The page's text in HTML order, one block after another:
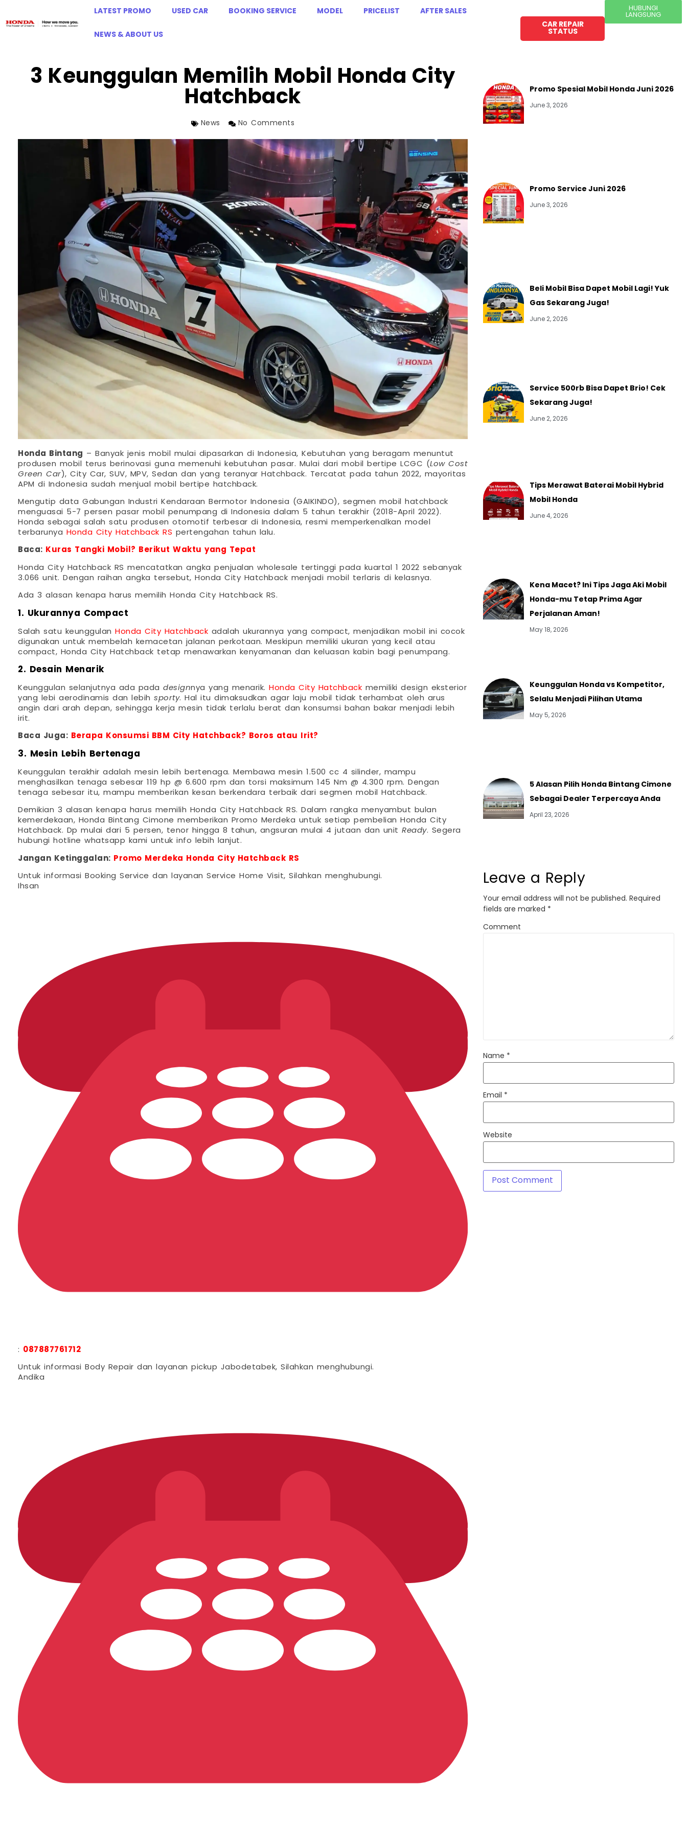
LATEST PROMO USED CAR BOOKING SERVICE MODEL PRICELIST AFTER SALES
NEWS & ABOUT US
CAR REPAIR
STATUS
HUBUNGI
LANGSUNG
3 Keunggulan Memilih Mobil Honda City
Hatchback
News No Comments
Honda Bintang – Banyak jenis mobil mulai dipasarkan di Indonesia, Kebutuhan yang beragam menuntut
produsen mobil terus berinovasi guna memenuhi kebutuhan pasar. Mulai dari mobil bertipe LCGC ( Low Cost
Green Car ), City Car, SUV, MPV, Sedan dan yang teranyar Hatchback. Tercatat pada tahun 2022, mayoritas
APM di Indonesia sudah menjual mobil bertipe hatchback.
Mengutip data Gabungan Industri Kendaraan Bermotor Indonesia (GAIKINDO), segmen mobil hatchback
menguasai 5-7 persen pasar mobil penumpang di Indonesia dalam 5 tahun terakhir (2018-April 2022).
Honda sebagai salah satu produsen otomotif terbesar di Indonesia, resmi memperkenalkan model
terbarunya Honda City Hatchback RS pertengahan tahun lalu.
Baca: Kuras Tangki Mobil? Berikut Waktu yang Tepat
Honda City Hatchback RS mencatatkan angka penjualan wholesale tertinggi pada kuartal 1 2022 sebanyak
3.066 unit. Dengan raihan angka tersebut, Honda City Hatchback menjadi mobil terlaris di kelasnya.
Ada 3 alasan kenapa harus memilih Honda City Hatchback RS.
1. Ukurannya Compact
Salah satu keunggulan Honda City Hatchback adalah ukurannya yang compact, menjadikan mobil ini cocok
digunakan untuk membelah kemacetan jalanan perkotaan. Meskipun memiliki ukuran yang kecil atau
compact, Honda City Hatchback tetap menawarkan kenyamanan dan keluasan kabin bagi penumpang.
2. Desain Menarik
Keunggulan selanjutnya ada pada designnya yang menarik. Honda City Hatchback memiliki design eksterior
yang lebi aerodinamis dan lebih sporty. Hal itu dimaksudkan agar laju mobil tidak terhambat oleh arus
angin dari arah depan, sehingga kerja mesin tidak terlalu berat dan konsumsi bahan bakar menjadi lebih
irit.
Baca Juga: Berapa Konsumsi BBM City Hatchback? Boros atau Irit?
3. Mesin Lebih Bertenaga
Keunggulan terakhir adalah mesin lebih bertenaga. Membawa mesin 1.500 cc 4 silinder, mampu
menghasilkan tenaga sebesar 119 hp @ 6.600 rpm dan torsi maksimum 145 Nm @ 4.300 rpm. Dengan
tenaga sebesar itu, mampu memberikan kesan berkendara terbaik dari segmen mobil Hatchback.
Demikian 3 alasan kenapa harus memilih Honda City Hatchback RS. Dalam rangka menyambut bulan
kemerdekaan, Honda Bintang Cimone memberikan Promo Merdeka untuk setiap pembelian Honda City
Hatchback. Dp mulai dari 5 persen, tenor hingga 8 tahun, angsuran mulai 4 jutaan dan unit Ready. Segera
hubungi hotline whatsapp kami untuk info lebih lanjut.
Jangan Ketinggalan: Promo Merdeka Honda City Hatchback RS
Untuk informasi Booking Service dan layanan Service Home Visit, Silahkan menghubungi.
Ihsan
: 087887761712
Untuk informasi Body Repair dan layanan pickup Jabodetabek, Silahkan menghubungi.
Andika
Promo Spesial Mobil Honda Juni 2026
June 3, 2026
Promo Service Juni 2026
June 3, 2026
Beli Mobil Bisa Dapet Mobil Lagi! Yuk
Gas Sekarang Juga!
June 2, 2026
Service 500rb Bisa Dapet Brio! Cek
Sekarang Juga!
June 2, 2026
Tips Merawat Baterai Mobil Hybrid
Mobil Honda
June 4, 2026
Kena Macet? Ini Tips Jaga Aki Mobil
Honda-mu Tetap Prima Agar
Perjalanan Aman!
May 18, 2026
Keunggulan Honda vs Kompetitor,
Selalu Menjadi Pilihan Utama
May 5, 2026
5 Alasan Pilih Honda Bintang Cimone
Sebagai Dealer Terpercaya Anda
April 23, 2026
Leave a Reply
Your email address will not be published. Required
fields are marked *
Comment
Name *
Email *
Website